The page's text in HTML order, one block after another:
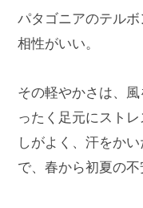
パタゴニアのテル
相性がいい。
その軽やかさは、
ったく足元にスト
しがよく、汗をか
で、春から初夏の不